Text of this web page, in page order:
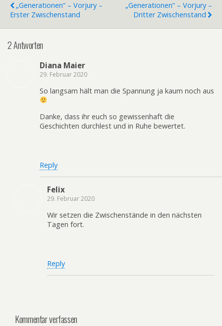
„Generationen“ – Vorjury –
Erster Zwischenstand
„Generationen“ – Vorjury –
Dritter Zwischenstand
2 Antworten
Diana Maier
29. Februar 2020
So langsam hält man die Spannung ja kaum noch aus
Danke, dass ihr euch so gewissenhaft die
Geschichten durchlest und in Ruhe bewertet.
Reply
Felix
29. Februar 2020
Wir setzen die Zwischenstände in den nächsten
Tagen fort.
Reply
Kommentar verfassen